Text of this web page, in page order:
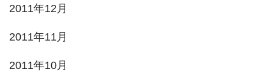
2011年12月
2011年11月
2011年10月